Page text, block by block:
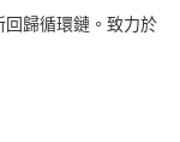
歸循環鏈。致力於